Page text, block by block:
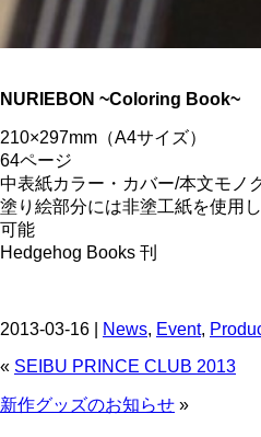
N URIEBON ~Coloring Book~
210×297mm（A4サイズ）
64ページ
中表紙カラー・カバー/本文モノ
塗り絵部分には非塗工紙を使用
可能
Hedgehog Books 刊
2013-03-16 | News, Event,
« SEIBU PRINCE CLUB 2013
新作グッズのお知らせ »